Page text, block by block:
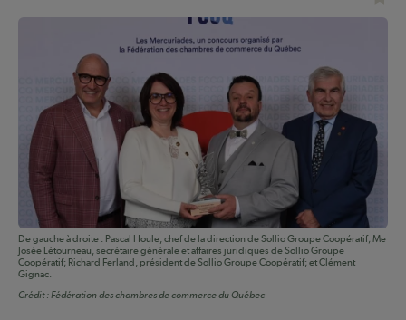
De gauche à droite : Pascal Houle, chef de la direction de Sollio Groupe Coopératif; Me
Josée Létourneau, secrétaire générale et affaires juridiques de Sollio Groupe
Coopératif; Richard Ferland, président de Sollio Groupe Coopératif; et Clément
Gignac.
Crédit :Fédération des chambres de commerce du Québec